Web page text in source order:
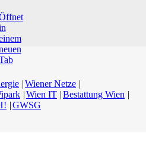
Wiener Netze
Wien IT Bestattung Wien
GWSG